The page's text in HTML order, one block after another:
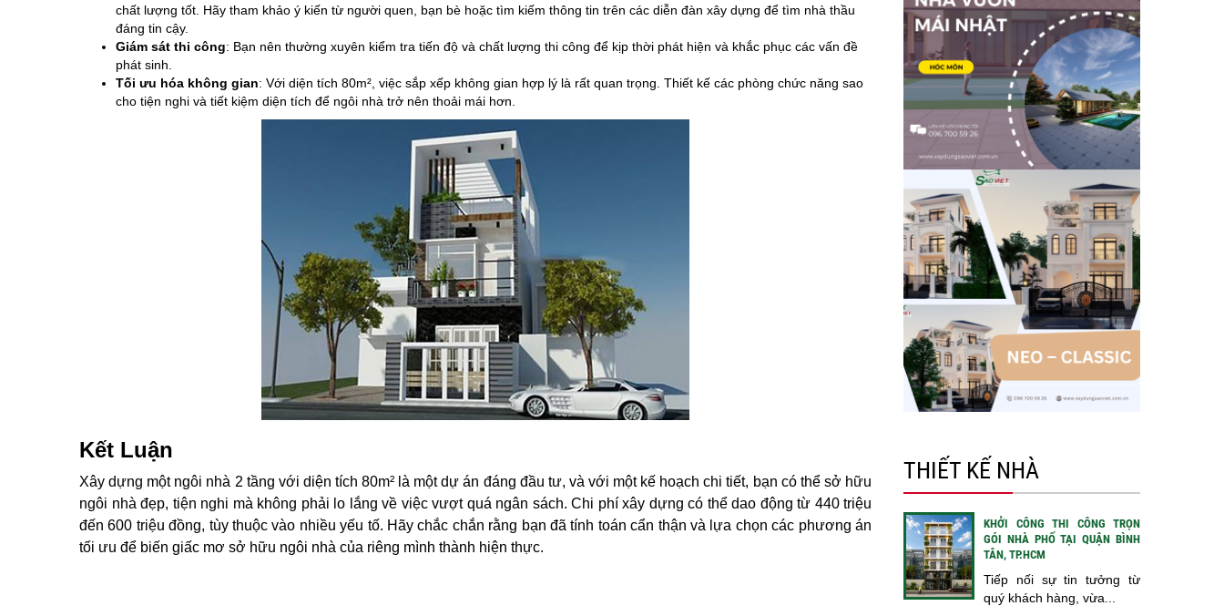
chất lượng tốt. Hãy tham khảo ý kiến từ người quen, bạn bè hoặc tìm kiếm thông tin trên các diễn đàn xây dựng để tìm nhà thầu
đáng tin cậy.
Giám sát thi công: Bạn nên thường xuyên kiểm tra tiến độ và chất lượng thi công để kịp thời phát hiện và khắc phục các vấn đề
phát sinh.
Tối ưu hóa không gian: Với diện tích 80m², việc sắp xếp không gian hợp lý là rất quan trọng. Thiết kế các phòng chức năng sao
cho tiện nghi và tiết kiệm diện tích để ngôi nhà trở nên thoải mái hơn.
Kết Luận
Xây dựng một ngôi nhà 2 tầng với diện tích 80m² là một dự án đáng đầu tư, và với một kế hoạch chi tiết, bạn có thể sở hữu
ngôi nhà đẹp, tiện nghi mà không phải lo lắng về việc vượt quá ngân sách. Chi phí xây dựng có thể dao động từ 440 triệu
đến 600 triệu đồng, tùy thuộc vào nhiều yếu tố. Hãy chắc chắn rằng bạn đã tính toán cẩn thận và lựa chọn các phương án
tối ưu để biến giấc mơ sở hữu ngôi nhà của riêng mình thành hiện thực.
THIẾT KẾ NHÀ
KHỞI CÔNG THI CÔNG TRỌN
GÓI NHÀ PHỐ TẠI QUẬN BÌNH
TÂN, TP.HCM
Tiếp nối sự tin tưởng từ
quý khách hàng, vừa...